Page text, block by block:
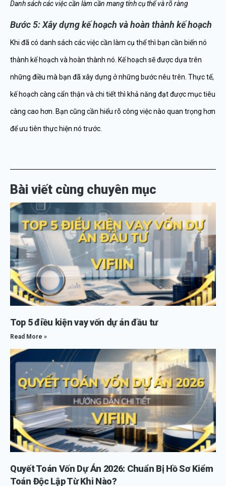
Danh sách các việc cần làm cần mang tính cụ thể và rõ ràng
Bước 5: Xây dựng kế hoạch và hoàn thành kế hoạch
Khi đã có danh sách các việc cần làm cụ thể thì bạn cần biến nó
thành kế hoạch và hoàn thành nó. Kế hoạch sẽ được dựa trên
những điều mà bạn đã xây dựng ở những bước nêu trên. Thực tế,
kế hoạch càng cẩn thận và chi tiết thì khả năng đạt được mục tiêu
càng cao hơn. Bạn cũng cần hiểu rõ công việc nào quan trọng hơn
để ưu tiên thực hiện nó trước.
Bài viết cùng chuyên mục
Top 5 điều kiện vay vốn dự án đầu tư
Read More »
Quyết Toán Vốn Dự Án 2026: Chuẩn Bị Hồ Sơ Kiểm
Toán Độc Lập Từ Khi Nào?